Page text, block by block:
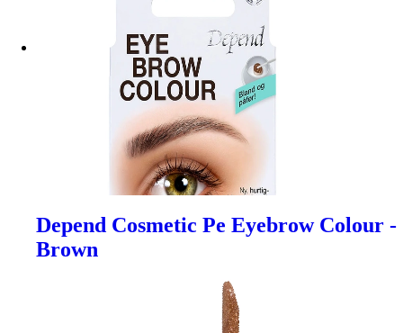
Depend Cosmetic Pe Eyebrow Colour -
Brown